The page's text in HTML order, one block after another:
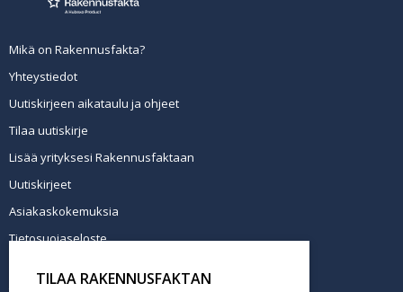
Mikä on Rakennusfakta?
Yhteystiedot
Uutiskirjeen aikataulu ja ohjeet
Tilaa uutiskirje
Lisää yrityksesi Rakennusfaktaan
Uutiskirjeet
Asiakaskokemuksia
Tietosuojaseloste
TILAA RAKENNUSFAKTAN